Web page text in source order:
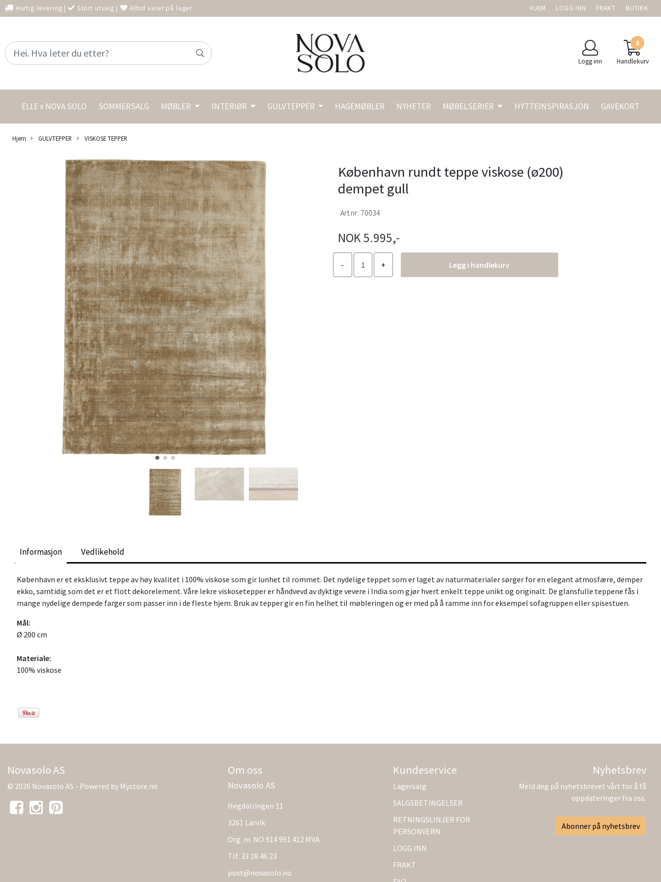
Hurtig levering | Stort utvalg | Alltid varer på lager HJEM LOGG INN FRAKT BUTIKK
Logg inn
0
Handlekurv
ELLE x NOVA SOLO SOMMERSALG MØBLER INTERIØR GULVTEPPER HAGEMØBLER NYHETER MØBELSERIER HYTTEINSPIRASJON GAVEKORT
Hjem GULVTEPPER VISKOSE TEPPER
København rundt teppe viskose (ø200)
dempet gull
Art.nr: 70034
NOK 5.995,-
Legg i handlekurv
Informasjon Vedlikehold
København er et eksklusivt teppe av høy kvalitet i 100% viskose som gir lunhet til rommet. Det nydelige teppet som er laget av naturmaterialer sørger for en elegant atmosfære, demper
ekko, samtidig som det er et flott dekorelement. Våre lekre viskosetepper er håndvevd av dyktige vevere i India som gjør hvert enkelt teppe unikt og originalt. De glansfulle teppene fås i
mange nydelige dempede farger som passer inn i de fleste hjem. Bruk av tepper gir en fin helhet til møbleringen og er med på å ramme inn for eksempel sofagruppen eller spisestuen.
Mål:
Ø 200 cm
Materiale:
100% viskose
Novasolo AS
© 2026 Novasolo AS - Powered by Mystore.no
Om oss
Novasolo AS
Hegdalringen 11
3261 Larvik
Org. nr. NO 914 991 412 MVA
Tlf: 33 18 46 23
post@novasolo.no
Kundeservice
Lagersalg
SALGSBETINGELSER
RETNINGSLINJER FOR
PERSONVERN
LOGG INN
FRAKT
Nyhetsbrev
Meld deg på nyhetsbrevet vårt for å få
oppdateringer fra oss.
Abonner på nyhetsbrev